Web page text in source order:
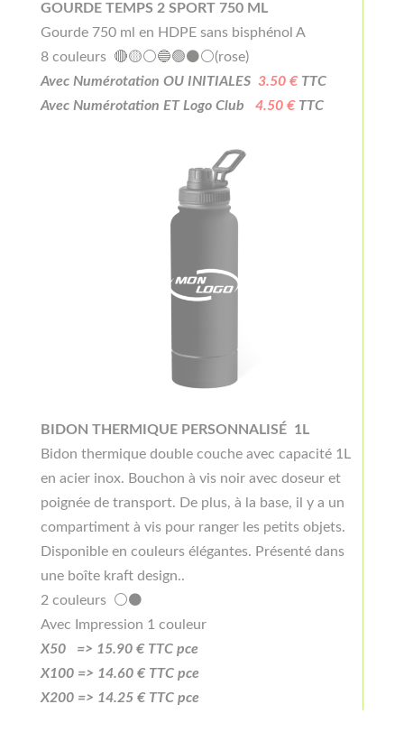
GOURDE TEMPS 2 SPORT 750 ML
Gourde 750 ml en HDPE sans bisphénol A
8 couleurs 🔴🟡⚪🔵🟢⚫⚪(rose)
Avec Numérotation OU INITIALES 3.50 €TTC
Avec Numérotation ET Logo Club 4.50 €TTC
BIDON THERMIQUE PERSONNALISÉ 1L
Bidon thermique double couche avec capacité 1L
en acier inox. Bouchon à vis noir avec doseur et
poignée de transport. De plus, à la base, il y a un
compartiment à vis pour ranger les petits objets.
Disponible en couleurs élégantes. Présenté dans
une boîte kraft design..
2 couleurs ⚪⚫
Avec Impression 1 couleur
X50 => 15.90 € TTC pce
X100 => 14.60 € TTC pce
X200 => 14.25 € TTC pce